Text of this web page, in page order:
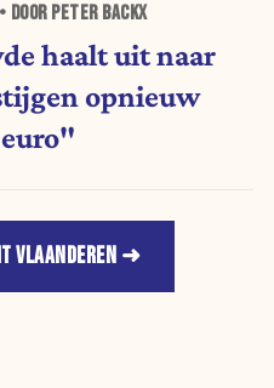
DOOR PETER BACKX
haalt uit naar
opnieuw
VLAANDEREN